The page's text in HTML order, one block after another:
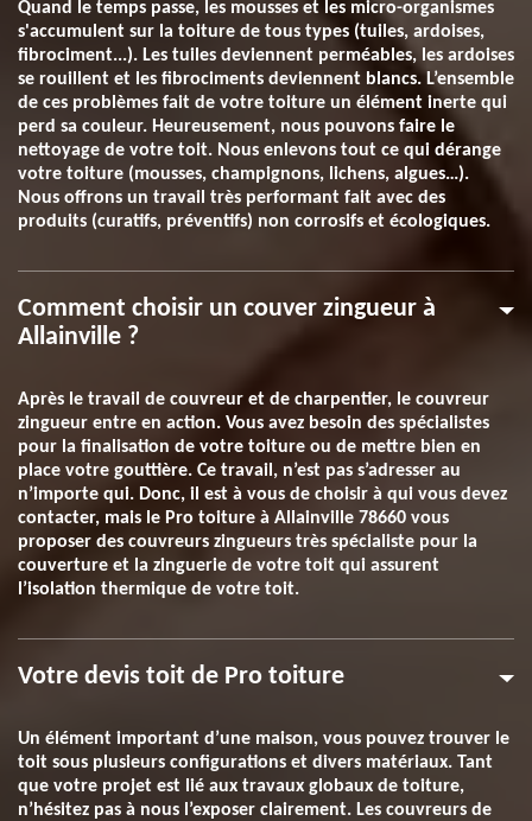
Quand le temps passe, les mousses et les micro-organismes
s'accumulent sur la toiture de tous types (tuiles, ardoises,
fibrociment...). Les tuiles deviennent perméables, les ardoises
se rouillent et les fibrociments deviennent blancs. L’ensemble
de ces problèmes fait de votre toiture un élément inerte qui
perd sa couleur. Heureusement, nous pouvons faire le
nettoyage de votre toit. Nous enlevons tout ce qui dérange
votre toiture (mousses, champignons, lichens, algues…).
Nous offrons un travail très performant fait avec des
produits (curatifs, préventifs) non corrosifs et écologiques.
Comment choisir un couver zingueur à
Allainville ?
Après le travail de couvreur et de charpentier, le couvreur
zingueur entre en action. Vous avez besoin des spécialistes
pour la finalisation de votre toiture ou de mettre bien en
place votre gouttière. Ce travail, n’est pas s’adresser au
n’importe qui. Donc, il est à vous de choisir à qui vous devez
contacter, mais le Pro toiture à Allainville 78660 vous
proposer des couvreurs zingueurs très spécialiste pour la
couverture et la zinguerie de votre toit qui assurent
l’isolation thermique de votre toit.
Votre devis toit de Pro toiture
Un élément important d’une maison, vous pouvez trouver le
toit sous plusieurs configurations et divers matériaux. Tant
que votre projet est lié aux travaux globaux de toiture,
n’hésitez pas à nous l’exposer clairement. Les couvreurs de